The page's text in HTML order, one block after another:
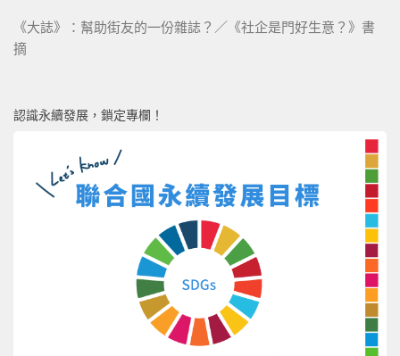
《大誌》：幫助街友的一份雜誌？／《社企是門好生意？》書
摘
認識永續發展，鎖定專欄！